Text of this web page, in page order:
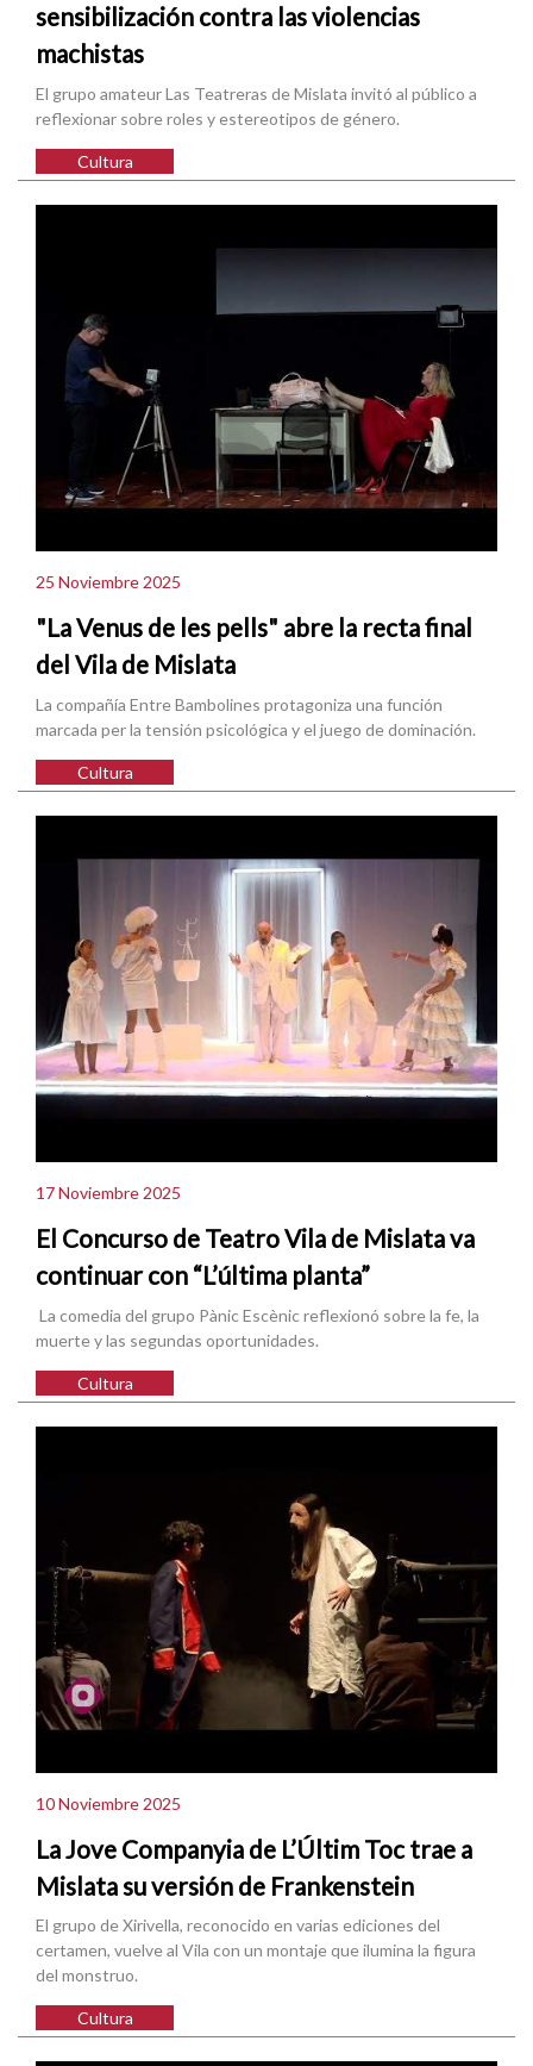
sensibilización contra las violencias
machistas
El grupo amateur Las Teatreras de Mislata invitó al público a
reflexionar sobre roles y estereotipos de género.
Cultura
25 Noviembre 2025
"La Venus de les pells" abre la recta final
del Vila de Mislata
La compañía Entre Bambolines protagoniza una función
marcada per la tensión psicológica y el juego de dominación.
Cultura
17 Noviembre 2025
El Concurso de Teatro Vila de Mislata va
continuar con “L’última planta”
La comedia del grupo Pànic Escènic reflexionó sobre la fe, la
muerte y las segundas oportunidades.
Cultura
10 Noviembre 2025
La Jove Companyia de L’Últim Toc trae a
Mislata su versión de Frankenstein
El grupo de Xirivella, reconocido en varias ediciones del
certamen, vuelve al Vila con un montaje que ilumina la figura
del monstruo.
Cultura